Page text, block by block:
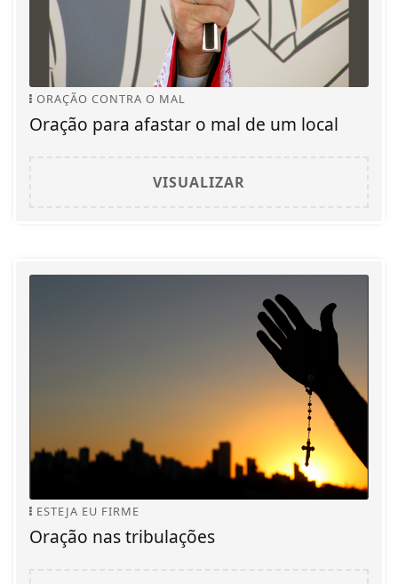
ORAÇÃO CONTRA O MAL
Oração para afastar o mal de um local
VISUALIZAR
ESTEJA EU FIRME
Oração nas tribulações